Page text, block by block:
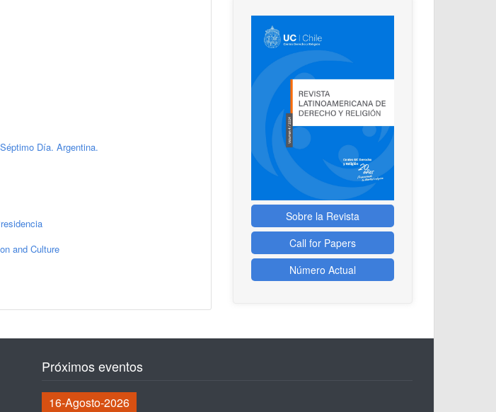
Día. Argentina.
and Culture
Sobre la Revista
Call for Papers
Número Actual
Próximos eventos
16-Agosto-2026